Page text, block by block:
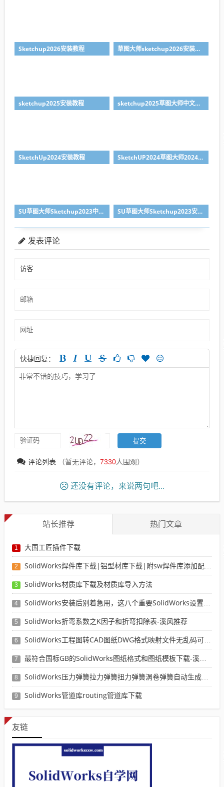
Sketchup2026安装教程 草图大师sketchup2026安装包下载
sketchup2025安装教程 sketchup2025草图大师中文版下载
SketchUp2024安装教程 SketchUP2024草图大师2024下载
SU草图大师Sketchup2023中文版下载 SU草图大师Sketchup2023安装教程
发表评论
快捷回复：
评论列表 （暂无评论， 7330人围观）
还没有评论，来说两句吧...
站长推荐 热门文章
1 大国工匠插件下载
2 SolidWorks焊件库下载|铝型材库下载|附sw焊件库添加配置使用教程
3 SolidWorks材质库下载及材质库导入方法
4 SolidWorks安装后别着急用，这八个重要SolidWorks设置可以提高你的画图效率
5 SolidWorks折弯系数之K因子和折弯扣除表-溪风推荐
6 SolidWorks工程图转CAD图纸DWG格式映射文件无乱码可分层-溪风亲测推荐
7 最符合国标GB的SolidWorks图纸格式和图纸模板下载-溪风专用版
8 SolidWorks压力弹簧拉力弹簧扭力弹簧涡卷弹簧自动生成宏程序下载
9 SolidWorks管道库routing管道库下载
友链